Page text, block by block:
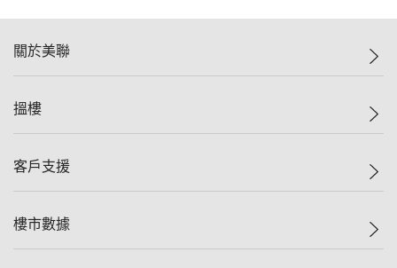
關於美聯
美聯集團
人才招募
搵樓
一手新盤
減價
客戶支援
自助放盤
樓市數據